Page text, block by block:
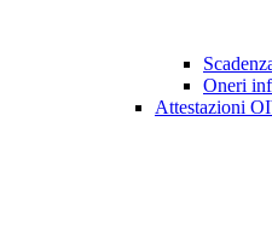
Oneri
Attestazioni